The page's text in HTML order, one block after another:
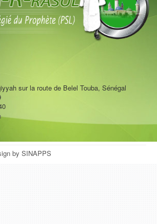
sur la route de Belel Touba, Sénégal
by SINAPPS